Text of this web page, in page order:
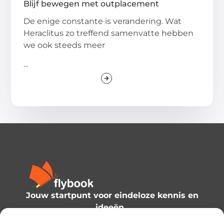
Blijf bewegen met outplacement
De enige constante is verandering. Wat
Heraclitus zo treffend samenvatte hebben
we ook steeds meer
...
Jouw startpunt voor eindeloze kennis en
ideeën.